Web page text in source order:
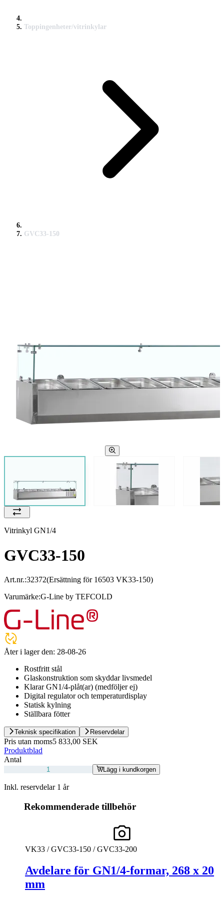
Toppingenheter/vitrinkylar
GVC33-150
Vitrinkyl GN1/4
GVC33-150
Art.nr.:32372(Ersättning för 16503 VK33-150)
Varumärke:G-Line by TEFCOLD
Åter i lager den: 28-08-26
Rostfritt stål
Glaskonstruktion som skyddar livsmedel
Klarar GN1/4-plåt(ar) (medföljer ej)
Digital regulator och temperaturdisplay
Statisk kylning
Ställbara fötter
Teknisk specifikation Reservdelar
Pris utan moms5 833,00 SEK
Produktblad
Antal
Lägg i kundkorgen
Inkl. reservdelar 1 år
Rekommenderade tillbehör
VK33 / GVC33-150 / GVC33-200
Avdelare för GN1/4-formar, 268 x 20
mm